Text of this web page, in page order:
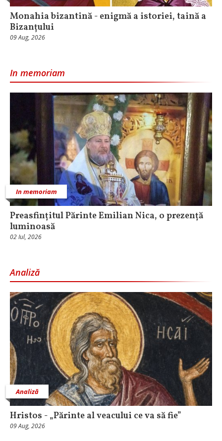
Monahia bizantină - enigmă a istoriei, taină a
Bizanțului
09 Aug, 2026
In memoriam
In memoriam
Preasfințitul Părinte Emilian Nica, o prezență
luminoasă
02 Iul, 2026
Analiză
Analiză
Hristos - „Părinte al veacului ce va să fie”
09 Aug, 2026